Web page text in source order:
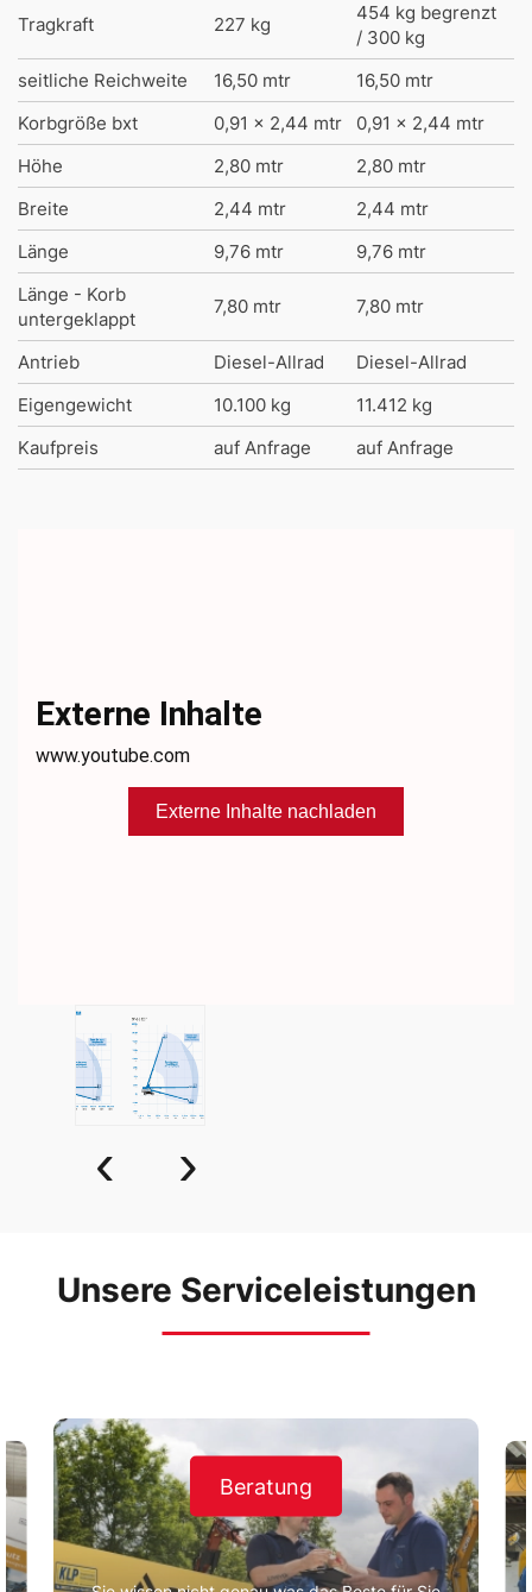
Tragkraft 227 kg
454 kg begrenzt
/ 300 kg
seitliche Reichweite
16,50 mtr
16,50 mtr
Korbgröße bxt
0,91 x 2,44 mtr
0,91 x 2,44 mtr
Höhe
2,80 mtr
2,80 mtr
Breite
2,44 mtr
2,44 mtr
Länge
9,76 mtr
9,76 mtr
Länge - Korb
untergeklappt
7,80 mtr 7,80 mtr
Antrieb Diesel-Allrad
Diesel-Allrad
Eigengewicht
10.100 kg
11.412 kg
Kaufpreis
auf Anfrage auf Anfrage
‹ ›
Unsere Serviceleistungen
Beratung